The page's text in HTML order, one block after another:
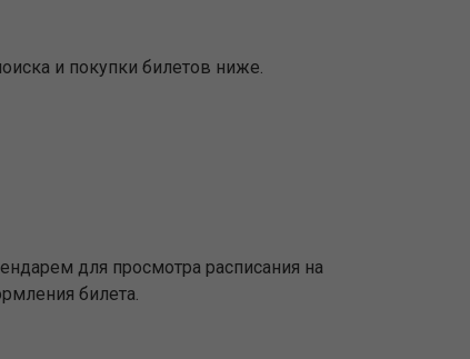
и покупки билетов ниже.
для просмотра расписания на
билета.